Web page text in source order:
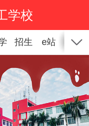
学校
招生 e站 新闻